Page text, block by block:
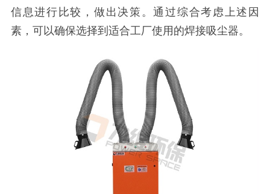
信息进行比较，做出决策。通过综合考虑上述因
素，可以确保选择到适合工厂使用的焊接吸尘器。